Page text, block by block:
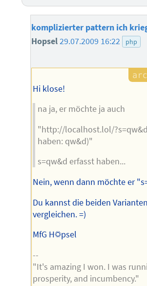
komplizierter pattern ich
Hopsel29.07.2009 16:22 php
Hi klose!
na ja, er möchte ja auch
"http://localhost.lol/
haben: qw&d)"
s=qw&d erfasst haben...
Nein, wenn dann möchte er
Du kannst die beiden
vergleichen. =)
MfG H☼psel
--
"It's amazing I won. I was
prosperity, and incumbency."